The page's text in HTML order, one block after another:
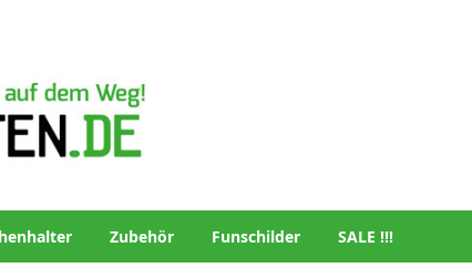
Zubehör Funschilder SALE !!!